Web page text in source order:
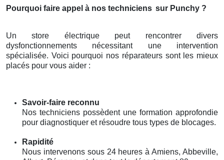
Pourquoi faire appel à nos techniciens sur Punchy ?
Un store électrique peut rencontrer divers
dysfonctionnements nécessitant une intervention
spécialisée. Voici pourquoi nos réparateurs sont les mieux
placés pour vous aider :
Savoir-faire reconnu
Nos techniciens possèdent une formation approfondie
pour diagnostiquer et résoudre tous types de blocages.
Rapidité
Nous intervenons sous 24 heures à Amiens, Abbeville,